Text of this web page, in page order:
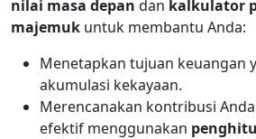
nilai masa depan dan kalkulator
majemuk untuk membantu Anda:
Menetapkan tujuan keuangan
akumulasi kekayaan.
Merencanakan kontribusi
efektif menggunakan